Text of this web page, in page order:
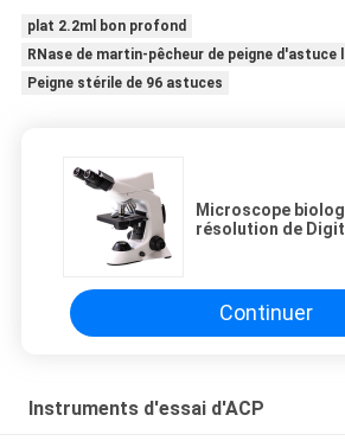
plat 2.2ml bon profond
RNase de martin-pêcheur de peigne d'astuce
Peigne stérile de 96 astuces
Microscope
résolution de
Continuer
Instruments d'essai d'ACP